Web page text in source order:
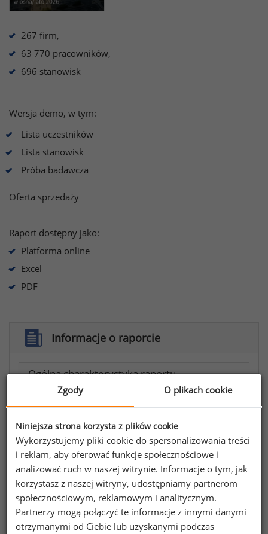
267 firm,
63 770 pracowników,
696 stanowisk
Wersja demo, w tym:
Lista uczestników
Lista stanowisk
Próba badawcza
Oferta sprzedaży
Raport dostępny jako:
Platforma online
Excel
PDF
Informacje o raporcie
Ogólna charakterystyka raportu
Informacje zawarte w raporcie
Analiza comparatio
Analiza luki płacowej
Warunki korzystania z Raportu Płacowego
Opcje zakupu
Zgody O plikach cookie
Niniejsza strona korzysta z plików cookie
Wykorzystujemy pliki cookie do spersonalizowania treści
i reklam, aby oferować funkcje społecznościowe i
analizować ruch w naszej witrynie. Informacje o tym, jak
korzystasz z naszej witryny, udostępniamy partnerom
społecznościowym, reklamowym i analitycznym.
Partnerzy mogą połączyć te informacje z innymi danymi
otrzymanymi od Ciebie lub uzyskanymi podczas